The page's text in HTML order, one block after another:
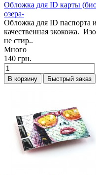
Обложка для ID карты
озера-
Обложка для ID паспорта
качественная экокожа.
не стир..
Много
140 грн.
В корзину Быстрый заказ